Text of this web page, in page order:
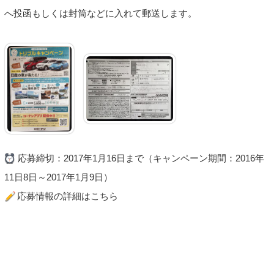
へ投函もしくは封筒などに入れて郵送します。
応募締切：2017年1月16日まで（キャンペーン期間：2016年
11日8日～2017年1月9日）
応募情報の詳細はこちら